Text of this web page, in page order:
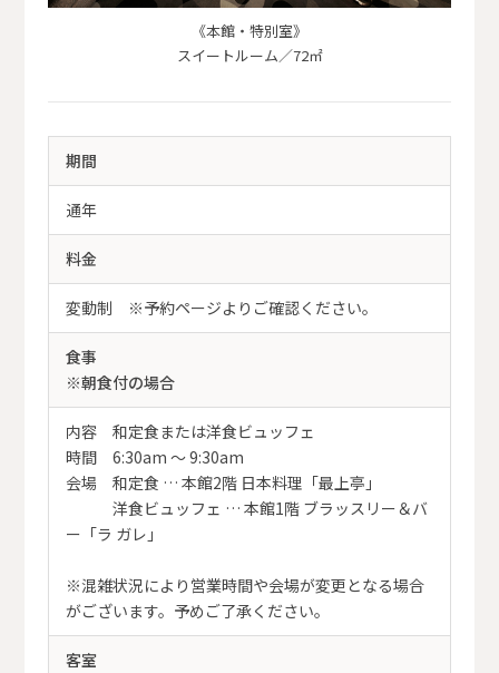
《本館・特別室》
スイートルーム／72㎡
期間
通年
料金
変動制 ※予約ページよりご確認ください。
食事
※朝食付の場合
内容 和定食または洋食ビュッフェ
時間 6:30am ～ 9:30am
会場 和定食 … 本館2階 日本料理「最上亭」
洋食ビュッフェ … 本館1階 ブラッスリー＆バ
ー「ラ ガレ」
※混雑状況により営業時間や会場が変更となる場合
がございます。予めご了承ください。
客室